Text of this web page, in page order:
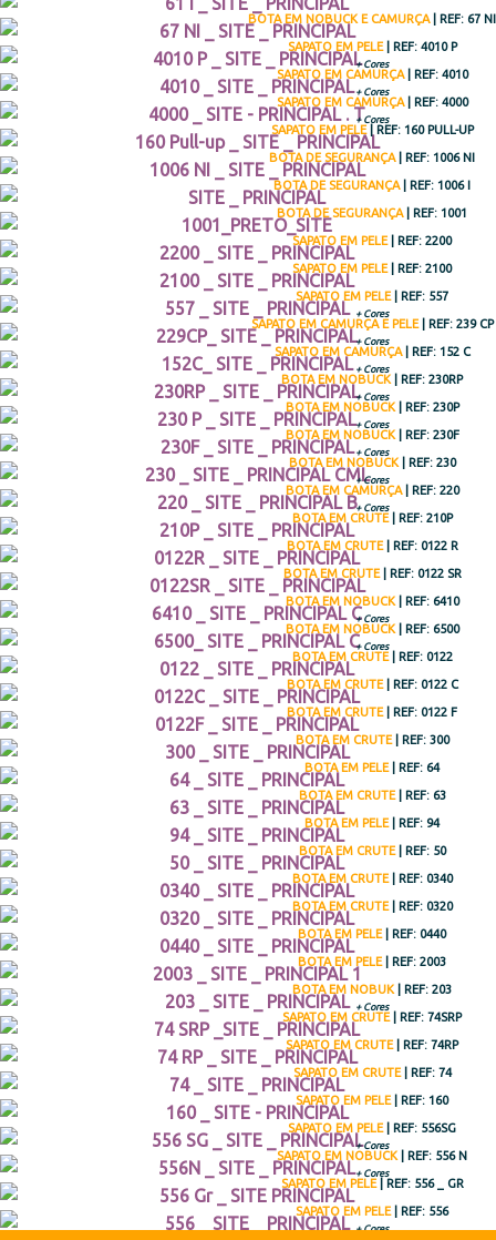
BOTA EM NOBUCK E CAMURÇA | REF: 67 NI
SAPATO EM PELE | REF: 4010 P
+ Cores
SAPATO EM CAMURÇA | REF: 4010
+ Cores
SAPATO EM CAMURÇA | REF: 4000
+ Cores
SAPATO EM PELE | REF: 160 PULL-UP
BOTA DE SEGURANÇA | REF: 1006 NI
BOTA DE SEGURANÇA | REF: 1006 I
BOTA DE SEGURANÇA | REF: 1001
SAPATO EM PELE | REF: 2200
SAPATO EM PELE | REF: 2100
SAPATO EM PELE | REF: 557
+ Cores
SAPATO EM CAMURÇA E PELE | REF: 239 CP
+ Cores
SAPATO EM CAMURÇA | REF: 152 C
+ Cores
BOTA EM NOBUCK | REF: 230RP
+ Cores
BOTA EM NOBUCK | REF: 230P
+ Cores
BOTA EM NOBUCK | REF: 230F
+ Cores
BOTA EM NOBUCK | REF: 230
+ Cores
BOTA EM CAMURÇA | REF: 220
+ Cores
BOTA EM CRUTE | REF: 210P
BOTA EM CRUTE | REF: 0122 R
BOTA EM CRUTE | REF: 0122 SR
BOTA EM NOBUCK | REF: 6410
+ Cores
BOTA EM NOBUCK | REF: 6500
+ Cores
BOTA EM CRUTE | REF: 0122
BOTA EM CRUTE | REF: 0122 C
BOTA EM CRUTE | REF: 0122 F
BOTA EM CRUTE | REF: 300
BOTA EM PELE | REF: 64
BOTA EM CRUTE | REF: 63
BOTA EM PELE | REF: 94
BOTA EM CRUTE | REF: 50
BOTA EM CRUTE | REF: 0340
BOTA EM CRUTE | REF: 0320
BOTA EM PELE | REF: 0440
BOTA EM PELE | REF: 2003
BOTA EM NOBUK | REF: 203
+ Cores
SAPATO EM CRUTE | REF: 74SRP
SAPATO EM CRUTE | REF: 74RP
SAPATO EM CRUTE | REF: 74
SAPATO EM PELE | REF: 160
SAPATO EM PELE | REF: 556SG
+ Cores
SAPATO EM NOBUCK | REF: 556 N
+ Cores
SAPATO EM PELE | REF: 556 _ GR
SAPATO EM PELE | REF: 556
+ Cores